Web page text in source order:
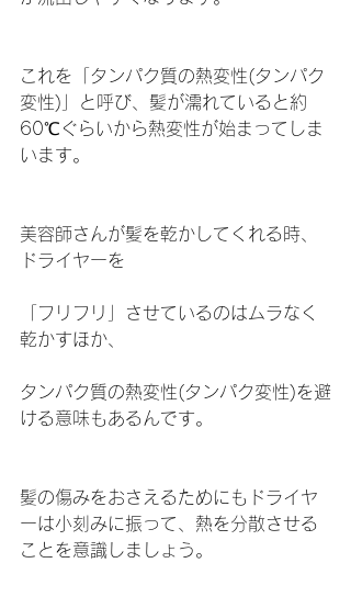
これを「タンパク質の熱変性(タンパク
変性)」と呼び、髪が濡れていると約
60℃ぐらいから熱変性が始まってしま
います。
美容師さんが髪を乾かしてくれる時、
ドライヤーを
「フリフリ」させているのはムラなく
乾かすほか、
タンパク質の熱変性(タンパク変性)を避
ける意味もあるんです。
髪の傷みをおさえるためにもドライヤ
ーは小刻みに振って、熱を分散させる
ことを意識しましょう。